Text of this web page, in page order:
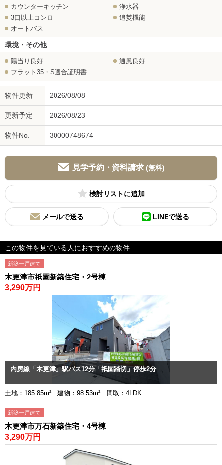
カウンターキッチン
浄水器
3口以上コンロ
追焚機能
オートバス
環境・その他
陽当り良好
通風良好
フラット35・S適合証明書
物件更新 2026/08/08
更新予定 2026/08/23
物件No. 30000748674
見学予約・資料請求 (無料)
検討リスト
メールで送る LINEで送る
この物件を見ている人におすすめの物件
新築一戸建て
木更津市祇園新築住宅・2号棟
3,290万円
内房線「木更津」駅バス12分「祇園踏切」停歩2分
土地：185.85m² 建物：98.53m² 間取：4LDK
新築一戸建て
木更津市万石新築住宅・4号棟
3,290万円